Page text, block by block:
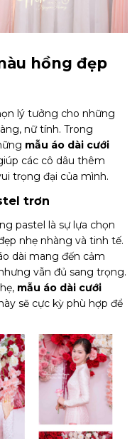
hồng đẹp
lý tưởng cho những
nữ tính. Trong
mẫu áo dài cưới
các cô dâu thêm
trọng đại của mình.
trơn
pastel là sự lựa chọn
nhẹ nhàng và tinh tế.
dài mang đến cảm
vẫn đủ sang trọng.
mẫu áo dài cưới
sẽ cực kỳ phù hợp để